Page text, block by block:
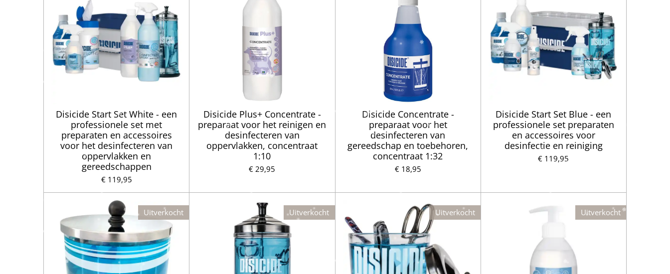
Disicide Start Set White - een
professionele set met
preparaten en accessoires
voor het desinfecteren van
oppervlakken en
gereedschappen
€ 119,95
Disicide Plus+ Concentrate -
preparaat voor het reinigen en
desinfecteren van
oppervlakken, concentraat
1:10
€ 29,95
Disicide Concentrate -
preparaat voor het
desinfecteren van
gereedschap en toebehoren,
concentraat 1:32
€ 18,95
Disicide Start Set Blue - een
professionele set preparaten
en accessoires voor
desinfectie en reiniging
€ 119,95
Uitverkocht Uitverkocht Uitverkocht Uitverkocht